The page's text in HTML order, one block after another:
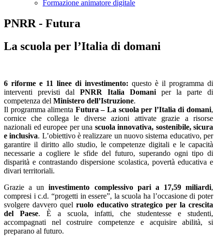
Formazione animatore digitale
PNRR - Futura
La scuola per l’Italia di domani
6 riforme e 11 linee di investimento: questo è il programma di
interventi previsti dal
PNRR Italia Domani
per la parte di
competenza del Ministero dell’Istruzione.
Il programma alimenta Futura – La scuola per l’Italia di domani,
cornice che collega le diverse azioni attivate grazie a risorse
nazionali ed europee per una scuola innovativa, sostenibile, sicura
e inclusiva. L’obiettivo è realizzare un nuovo sistema educativo, per
garantire il diritto allo studio, le competenze digitali e le capacità
necessarie a cogliere le sfide del futuro, superando ogni tipo di
disparità e contrastando dispersione scolastica, povertà educativa e
divari territoriali.
Grazie a un
investimento complessivo pari a 17,59 miliardi,
compresi i c.d. “progetti in essere”, la scuola ha l’occasione di poter
svolgere davvero quel ruolo educativo strategico per la crescita
del Paese. È a scuola, infatti, che studentesse e studenti,
accompagnati nel costruire competenze e acquisire abilità, si
preparano al futuro.